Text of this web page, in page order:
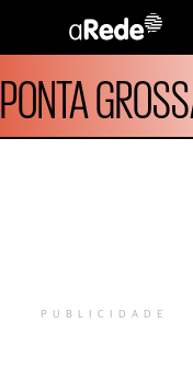
PONTA
PUBLICIDADE